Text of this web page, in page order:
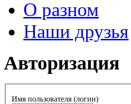
О разном
Наши друзья
Авторизация
Имя пользователя (логин)